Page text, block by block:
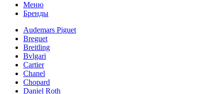
Меню
Бренды
Audemars Piguet
Breguet
Breitling
Bvlgari
Cartier
Chanel
Chopard
Daniel Roth